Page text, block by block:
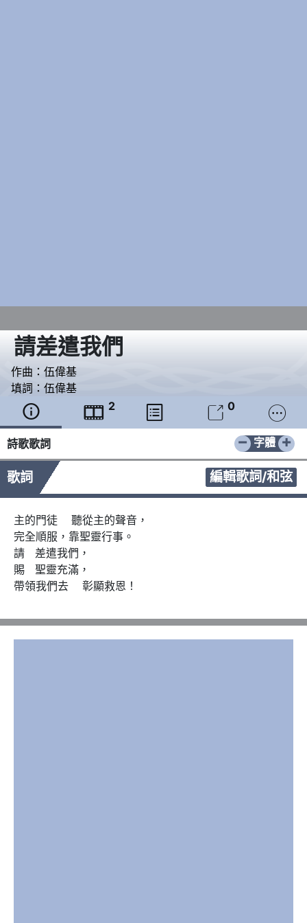
請差遣我們
作曲： 伍偉基
填詞： 伍偉基
  2   0 
詩歌歌詞 − +
字體
歌詞 編輯歌詞/和弦
主的門徒    聽從主的聲音，
完全順服，靠聖靈行事。
請   差遣我們，
賜   聖靈充滿，
帶領我們去    彰顯救恩！